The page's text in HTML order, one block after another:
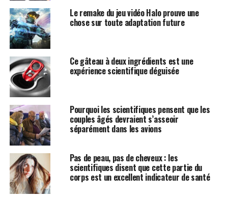
Le remake du jeu vidéo Halo prouve une
chose sur toute adaptation future
Ce gâteau à deux ingrédients est une
expérience scientifique déguisée
Pourquoi les scientifiques pensent que les
couples âgés devraient s’asseoir
séparément dans les avions
Pas de peau, pas de cheveux : les
scientifiques disent que cette partie du
corps est un excellent indicateur de santé